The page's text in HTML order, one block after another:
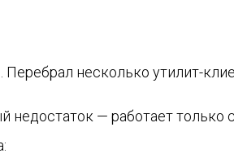
несколько утилит-
недостаток — работает